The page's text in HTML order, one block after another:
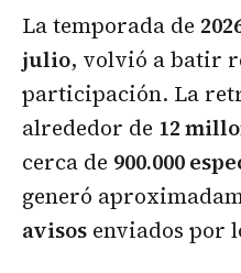
La temporada de
julio, volvió a batir
participación. La
alrededor de 12
cerca de 900.000
generó
avisos enviados por